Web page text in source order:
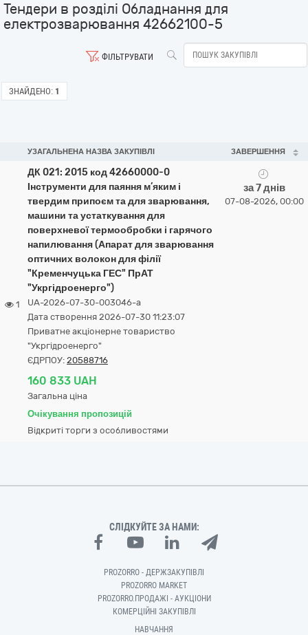
Тендери в розділі Обладнання для
електрозварювання 42662100-5
ФІЛЬТРУВАТИ
ЗНАЙДЕНО: 1
УЗАГАЛЬНЕНА НАЗВА ЗАКУПІВЛІ ЗАВЕРШЕННЯ
1
ДК 021: 2015 код 42660000-0
Інструменти для паяння м’яким і
твердим припоєм та для зварювання,
машини та устаткування для
поверхневої термообробки і гарячого
напилювання (Апарат для зварювання
оптичних волокон для філії
"Кременчуцька ГЕС" ПрАТ
"Укргідроенерго")
UA-2026-07-30-003046-a
Дата створення 2026-07-30 11:23:07
Приватне акціонерне товариство
"Укргідроенерго"
ЄДРПОУ: 20588716
160 833 UAH
Загальна ціна
Очікування пропозицій
Відкриті торги з особливостями
за 7 днів
07-08-2026, 00:00
СЛІДКУЙТЕ ЗА НАМИ:
PROZORRO - ДЕРЖЗАКУПІВЛІ
PROZORRO MARKET
PROZORRO.ПРОДАЖІ - АУКЦІОНИ
КОМЕРЦІЙНІ ЗАКУПІВЛІ
НАВЧАННЯ